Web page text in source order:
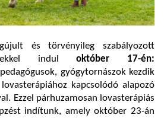
és törvényileg szabályozott
induloktóber 17-én:
gyógytornászok kezdik
kapcsolódó alapozó
Ezzel párhuzamosan lovasterápiás
indítunk, amely október 23-án